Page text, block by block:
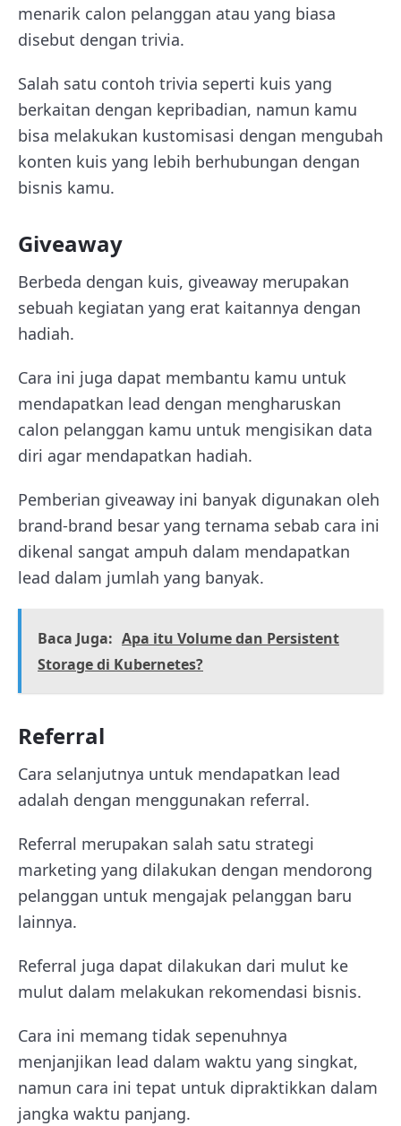
menarik calon pelanggan atau yang biasa
disebut dengan trivia.
Salah satu contoh trivia seperti kuis yang
berkaitan dengan kepribadian, namun kamu
bisa melakukan kustomisasi dengan mengubah
konten kuis yang lebih berhubungan dengan
bisnis kamu.
Giveaway
Berbeda dengan kuis, giveaway merupakan
sebuah kegiatan yang erat kaitannya dengan
hadiah.
Cara ini juga dapat membantu kamu untuk
mendapatkan lead dengan mengharuskan
calon pelanggan kamu untuk mengisikan data
diri agar mendapatkan hadiah.
Pemberian giveaway ini banyak digunakan oleh
brand-brand besar yang ternama sebab cara ini
dikenal sangat ampuh dalam mendapatkan
lead dalam jumlah yang banyak.
Baca Juga: Apa itu Volume dan Persistent
Storage di Kubernetes?
Referral
Cara selanjutnya untuk mendapatkan lead
adalah dengan menggunakan referral.
Referral merupakan salah satu strategi
marketing yang dilakukan dengan mendorong
pelanggan untuk mengajak pelanggan baru
lainnya.
Referral juga dapat dilakukan dari mulut ke
mulut dalam melakukan rekomendasi bisnis.
Cara ini memang tidak sepenuhnya
menjanjikan lead dalam waktu yang singkat,
namun cara ini tepat untuk dipraktikkan dalam
jangka waktu panjang.